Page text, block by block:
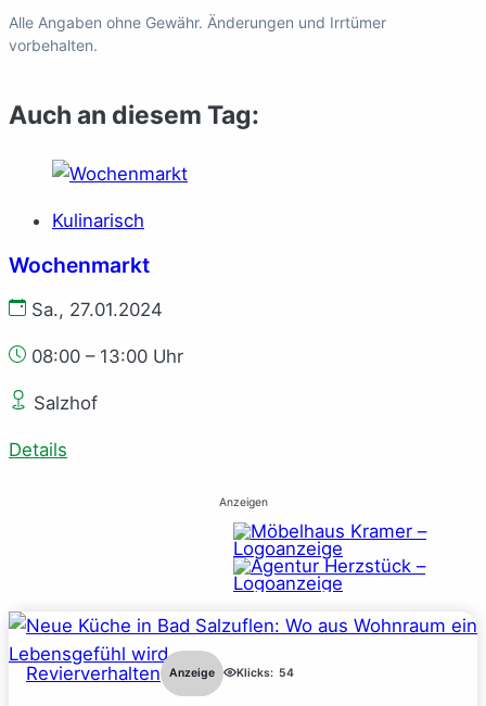
Alle Angaben ohne Gewähr. Änderungen und Irrtümer
vorbehalten.
Auch an diesem Tag:
Kulinarisch
Wochenmarkt
Sa., 27.01.2024
08:00 – 13:00 Uhr
Salzhof
Details
Anzeigen
Revierverhalten Anzeige Klicks: 54